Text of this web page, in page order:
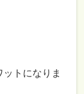
トになりま